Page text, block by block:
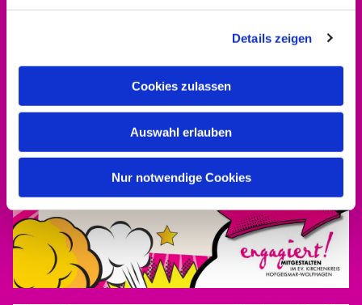
Details zeigen
Cookies zulassen
Auswahl erlauben
Nur notwendige Cookies